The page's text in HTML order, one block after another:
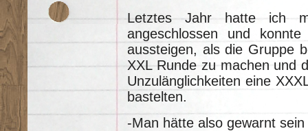
Letztes Jahr hatte ich
angeschlossen und
aussteigen, als die Gruppe
XXL Runde zu machen und
Unzulänglichkeiten eine
bastelten.
-Man hätte also gewarnt